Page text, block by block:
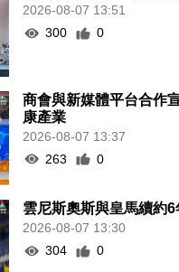
2026-08-07 13:51
300
0
商會與新媒體平台合作
康產業
2026-08-07 13:37
263
0
雲尼斯奧斯與皇馬續約6
2026-08-07 13:30
304
0